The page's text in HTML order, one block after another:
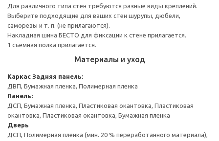
Для различного типа стен требуются разные виды креплений.
Выберите подходящие для ваших стен шурупы, дюбели,
саморезы и т. п. (не прилагаются).
Накладная шина БЕСТО для фиксации к стене прилагается.
1 съемная полка прилагается.
Материалы и уход
Каркас Задняя панель:
ДВП, Бумажная пленка, Полимерная пленка
Панель:
ДСП, Бумажная пленка, Пластиковая окантовка, Пластиковая
окантовка, Пластиковая окантовка, Бумажная пленка
Дверь
ДСП, Полимерная пленка (мин. 20 % переработанного материала),